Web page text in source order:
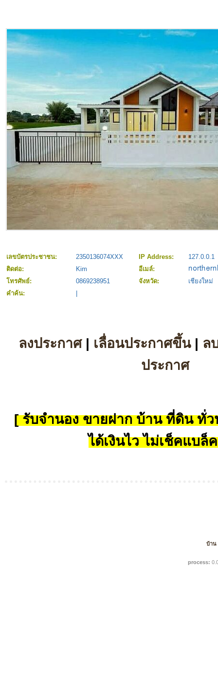
เลขบัตรประชาชน: 2350136074XXX IP Address:
127.0.0.1
ติดต่อ:
Kim
อีเมล์:
โทรศัพย์:
0869238951 จังหวัด:
เชียงใหม่
คำค้น:
ลงประกาศ| เลื่อนประกาศขึ้น| ล
ประกาศ
[ รับจำนอง ขายฝาก บ้าน ที่ดิน ทั่ว
ได้เงินไว ไม่เช็คแบล็
บ้าน
process: